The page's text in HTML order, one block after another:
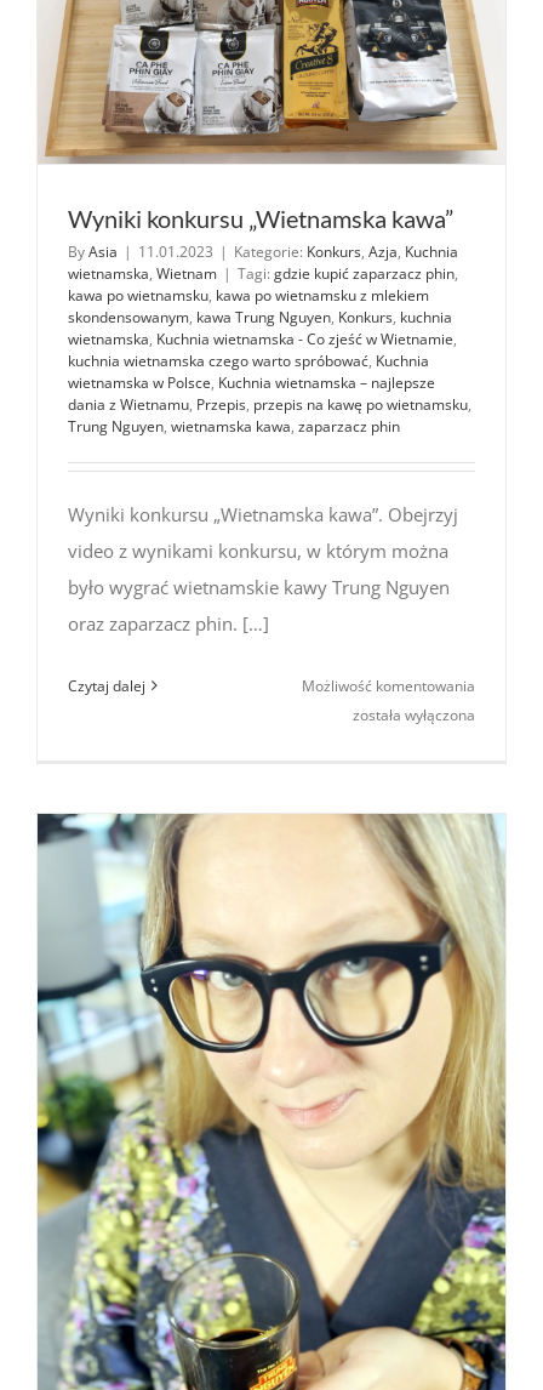
Wyniki konkursu „Wietnamska kawa”
ByAsia | 11.01.2023 | Kategorie: Konkurs, Azja, Kuchnia
wietnamska, Wietnam | Tagi: gdzie kupić zaparzacz phin,
kawa po wietnamsku, kawa po wietnamsku z mlekiem
skondensowanym, kawa Trung Nguyen, Konkurs, kuchnia
wietnamska, Kuchnia wietnamska - Co zjeść w Wietnamie,
kuchnia wietnamska czego warto spróbować, Kuchnia
wietnamska w Polsce, Kuchnia wietnamska – najlepsze
dania z Wietnamu, Przepis, przepis na kawę po wietnamsku,
Trung Nguyen, wietnamska kawa, zaparzacz phin
Wyniki konkursu „Wietnamska kawa”. Obejrzyj
video z wynikami konkursu, w którym można
było wygrać wietnamskie kawy Trung Nguyen
oraz zaparzacz phin. […]
Czytaj dalej Możliwość komentowania
została wyłączona